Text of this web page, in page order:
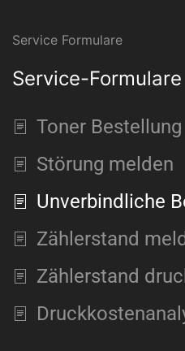
Service Formulare
Service-Formulare
Toner Bestellung
Störung melden
Unverbindliche
Zählerstand
Zählerstand